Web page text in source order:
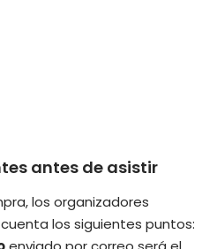
antes de asistir
los organizadores
los siguientes puntos: